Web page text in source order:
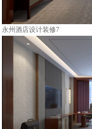
永州酒店设计装修7